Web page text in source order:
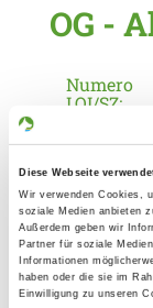
Diese Webseite
Wir verwenden Cookies,
soziale Medien anbieten
Außerdem geben wir
Partner für soziale
Informationen
haben oder die sie im
Einwilligung zu unseren
OG -
Numero
LOI/SZ:
Kontakt:
Heinz jun.